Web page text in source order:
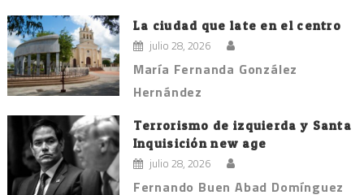
La ciudad que late en el centro
julio 28, 2026
María Fernanda González
Hernández
Terrorismo de izquierda y Santa
Inquisición new age
julio 28, 2026
Fernando Buen Abad Domínguez